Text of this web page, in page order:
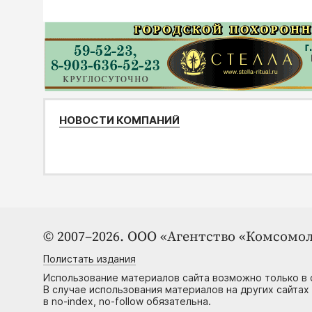
НОВОСТИ КОМПАНИЙ
© 2007–2026. ООО «Агентство
Полистать издания
Использование материалов сайта возможно только
В случае использования материалов на других
в no-index, no-follow обязательна.